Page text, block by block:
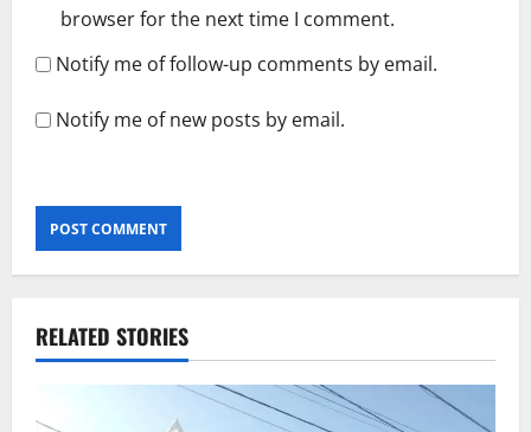
browser for the next time I comment.
Notify me of follow-up comments by email.
Notify me of new posts by email.
RELATED STORIES